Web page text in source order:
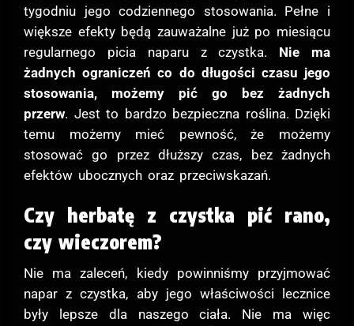
tygodniu jego codziennego stosowania. Pełne i
większe efekty będą zauważalne już po miesiącu
regularnego picia naparu z czystka. Nie ma
żadnych ograniczeń co do długości czasu jego
stosowania, możemy pić go bez żadnych
przerw. Jest to bardzo bezpieczna roślina. Dzięki
temu możemy mieć pewność, że możemy
stosować go przez dłuższy czas, bez żadnych
efektów ubocznych oraz przeciwskazań.
Czy herbatę z czystka pić rano,
czy wieczorem?
Nie ma zaleceń, kiedy powinniśmy przyjmować
napar z czystka, aby jego właściwości lecznice
były lepsze dla naszego ciała. Nie ma więc